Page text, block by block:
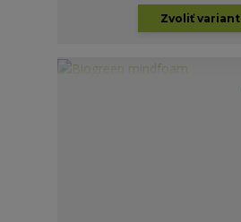
Zvoliť variant